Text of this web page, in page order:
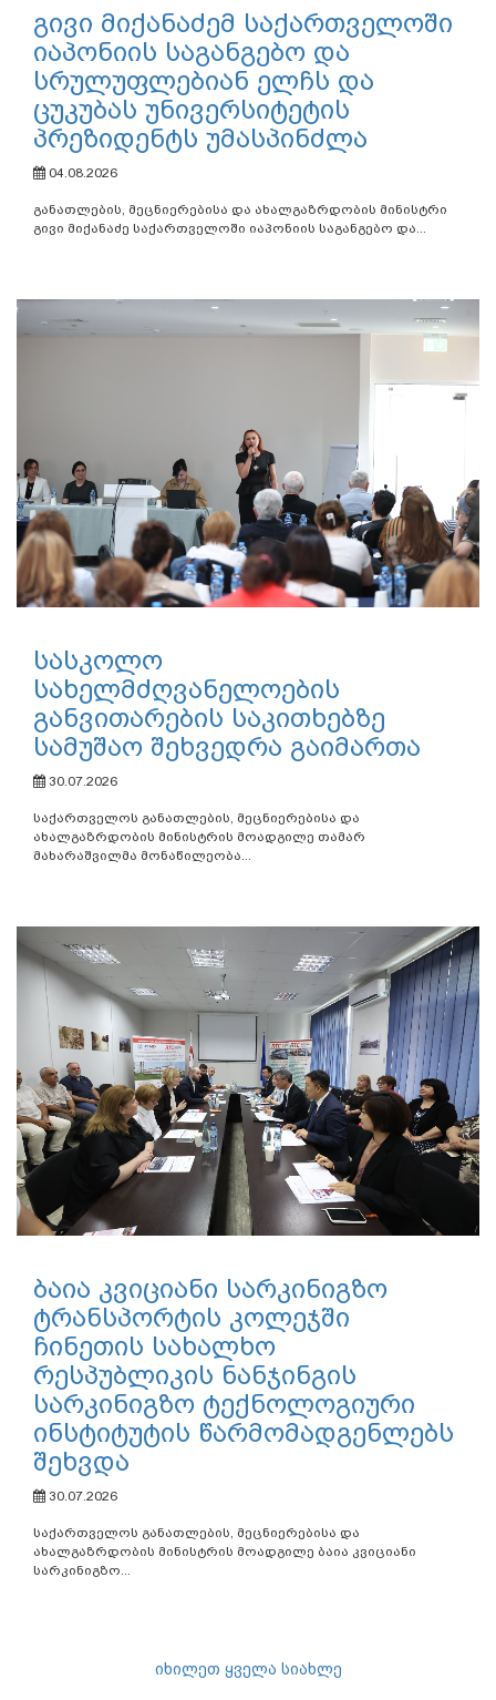
გივი მიქანაძემ საქართველოში
იაპონიის საგანგებო და
სრულუფლებიან ელჩს და
ცუკუბას უნივერსიტეტის
პრეზიდენტს უმასპინძლა
04.08.2026
განათლების, მეცნიერებისა და ახალგაზრდობის მინისტრი
გივი მიქანაძე საქართველოში იაპონიის საგანგებო და...
სასკოლო
სახელმძღვანელოების
განვითარების საკითხებზე
სამუშაო შეხვედრა გაიმართა
30.07.2026
საქართველოს განათლების, მეცნიერებისა და
ახალგაზრდობის მინისტრის მოადგილე თამარ
მახარაშვილმა მონაწილეობა...
ბაია კვიციანი სარკინიგზო
ტრანსპორტის კოლეჯში
ჩინეთის სახალხო
რესპუბლიკის ნანჯინგის
სარკინიგზო ტექნოლოგიური
ინსტიტუტის წარმომადგენლებს
შეხვდა
30.07.2026
საქართველოს განათლების, მეცნიერებისა და
ახალგაზრდობის მინისტრის მოადგილე ბაია კვიციანი
სარკინიგზო...
იხილეთ ყველა სიახლე